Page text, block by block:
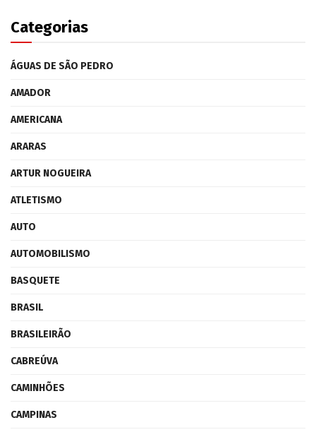
Categorias
ÁGUAS DE SÃO PEDRO
AMADOR
AMERICANA
ARARAS
ARTUR NOGUEIRA
ATLETISMO
AUTO
AUTOMOBILISMO
BASQUETE
BRASIL
BRASILEIRÃO
CABREÚVA
CAMINHÕES
CAMPINAS